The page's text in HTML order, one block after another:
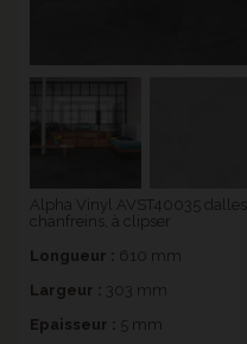
Alpha Vinyl AVST40035
chanfreins, à clipser
Longueur : 610 mm
Largeur : 303 mm
Epaisseur : 5 mm